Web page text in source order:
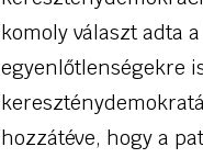
komoly választ adta
egyenlőtlenségekre
hozzátéve, hogy a